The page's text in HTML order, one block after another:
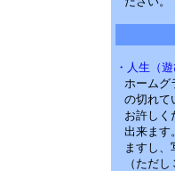
・人生（
ホームグ
の切れて
お許しく
出来ます
ますし、
（ただ